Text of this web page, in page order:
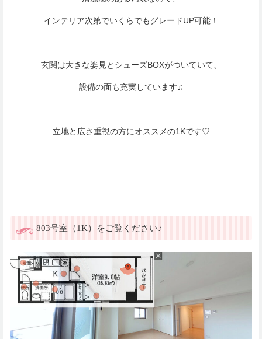
インテリア次第でいくらでもグレードUP可能！
玄関は大きな姿見とシューズBOXがついていて、
設備の面も充実しています♫
立地と広さ重視の方にオススメの1Kです♡
803号室（1K）をご覧ください♪